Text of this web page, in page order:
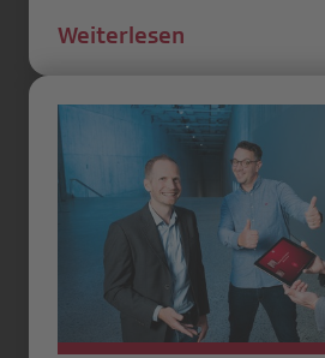
Weiterlesen